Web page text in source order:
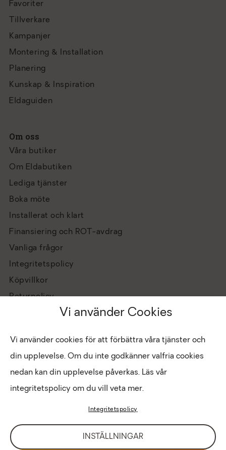
Vi använder Cookies
Vi använder cookies för att förbättra våra tjänster och
din upplevelse. Om du inte godkänner valfria cookies
nedan kan din upplevelse påverkas. Läs vår
integritetspolicy om du vill veta mer.
Integritetspolicy
INSTÄLLNINGAR
Favoriter
Tillverkare
Kampanjer
Montering & Installation
Planering
Kunskap & Inspiration
Eldaguiden
Om oss
Våra butiker
Om Eldabutiken
Lediga tjänster
Boka möte
Installerat och klart
Finansiering och ROT-avdrag
Vanliga frågor
Integritetspolicy
Köpvillkor
Returpolicy
Copyright © 2026 Eldabutiken
LOGIN FÖR BUTIK